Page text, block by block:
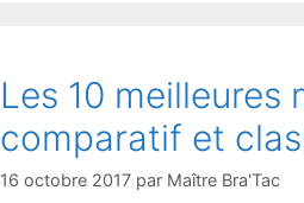
Les 10 meilleures
comparatif et
16 octobre 2017 par Maître Bra'Tac